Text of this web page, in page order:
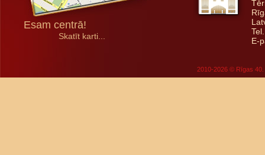
Esam centrā!
Skatīt karti...
E-
2010-2026 © Rīgas